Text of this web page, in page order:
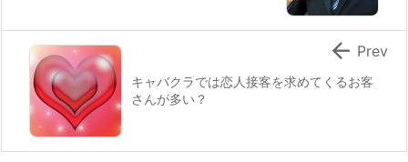
キャバクラでは恋人接客を求めてくるお客
さんが多い？
 Prev